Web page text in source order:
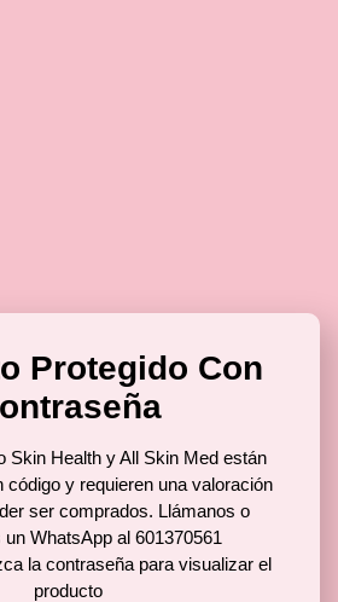
Protegido Con
Skin Health y All Skin Med están
código y requieren una valoración
ser comprados. Llámanos o
WhatsApp al 601370561
la contraseña para visualizar el
producto